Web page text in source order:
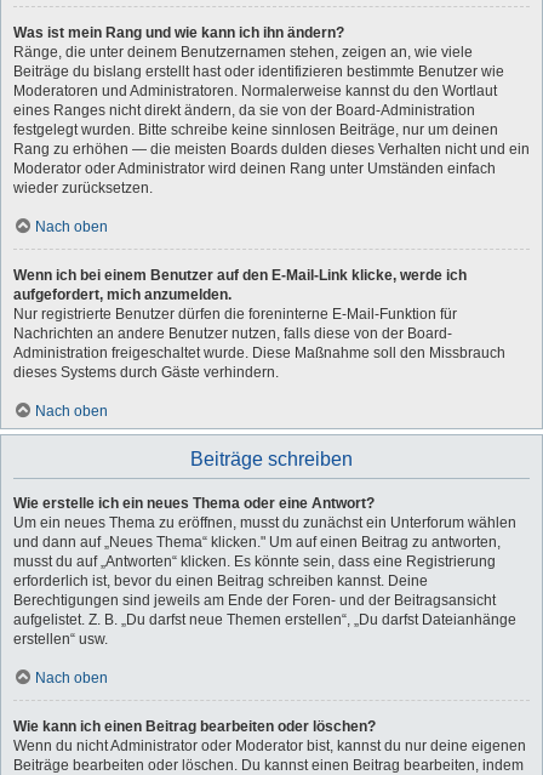
Was ist mein Rang und wie kann ich ihn ändern?
Ränge, die unter deinem Benutzernamen stehen, zeigen an, wie viele
Beiträge du bislang erstellt hast oder identifizieren bestimmte Benutzer wie
Moderatoren und Administratoren. Normalerweise kannst du den Wortlaut
eines Ranges nicht direkt ändern, da sie von der Board-Administration
festgelegt wurden. Bitte schreibe keine sinnlosen Beiträge, nur um deinen
Rang zu erhöhen — die meisten Boards dulden dieses Verhalten nicht und ein
Moderator oder Administrator wird deinen Rang unter Umständen einfach
wieder zurücksetzen.
Nach oben
Wenn ich bei einem Benutzer auf den E-Mail-Link klicke, werde ich
aufgefordert, mich anzumelden.
Nur registrierte Benutzer dürfen die foreninterne E-Mail-Funktion für
Nachrichten an andere Benutzer nutzen, falls diese von der Board-
Administration freigeschaltet wurde. Diese Maßnahme soll den Missbrauch
dieses Systems durch Gäste verhindern.
Nach oben
Beiträge schreiben
Wie erstelle ich ein neues Thema oder eine Antwort?
Um ein neues Thema zu eröffnen, musst du zunächst ein Unterforum wählen
und dann auf „Neues Thema“ klicken." Um auf einen Beitrag zu antworten,
musst du auf „Antworten“ klicken. Es könnte sein, dass eine Registrierung
erforderlich ist, bevor du einen Beitrag schreiben kannst. Deine
Berechtigungen sind jeweils am Ende der Foren- und der Beitragsansicht
aufgelistet. Z. B. „Du darfst neue Themen erstellen“, „Du darfst Dateianhänge
erstellen“ usw.
Nach oben
Wie kann ich einen Beitrag bearbeiten oder löschen?
Wenn du nicht Administrator oder Moderator bist, kannst du nur deine eigenen
Beiträge bearbeiten oder löschen. Du kannst einen Beitrag bearbeiten, indem